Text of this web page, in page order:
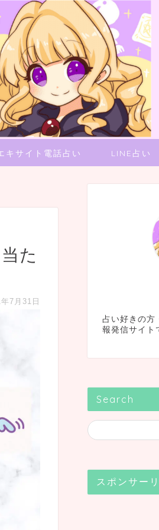
キサイト電話占い LINE占い
た
7月31日
占い好きの方
報発信サイト
Search
スポンサー